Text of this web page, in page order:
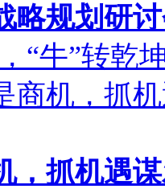
略规划研
，抓机遇